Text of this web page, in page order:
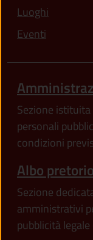
Luoghi
Eventi
Sezione
personali
condizioni
Albo pretorio
Sezione
amministrativi
pubblicità